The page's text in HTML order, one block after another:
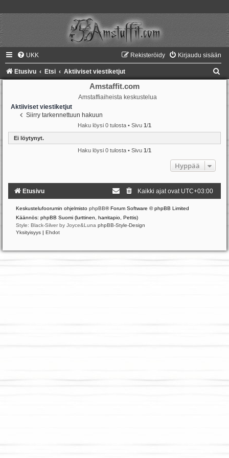
UKK Kirjaudu sisään
Rekisteröidy
Etusivu Etsi Aktiiviset viestiketjut
Amstaffit.com
Amstaffiaiheista keskustelua
Aktiiviset viestiketjut
Siirry tarkennettuun hakuun
Haku löysi 0 tulosta • Sivu 1/1
Ei löytynyt.
Haku löysi 0 tulosta • Sivu 1/1
Hyppää
Etusivu Kaikki ajat ovat UTC+03:00
Keskustelufoorumin ohjelmisto phpBB® Forum Software © phpBB Limited
Käännös: phpBB Suomi (lurttinen, harritapio, Pettis)
Style: Black-Silver by Joyce&Luna phpBB-Style-Design
Yksityisyys | Ehdot